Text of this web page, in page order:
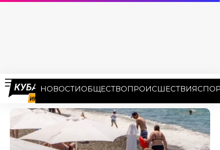
НОВОСТИОБЩЕСТВОПРОИСШЕСТВИЯ